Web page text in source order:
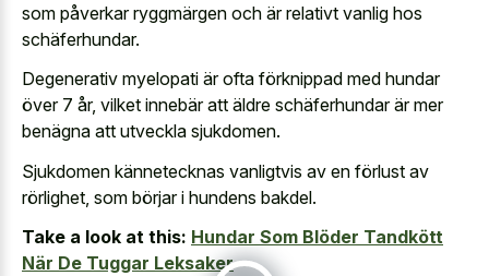
som påverkar ryggmärgen och är relativt vanlig hos
schäferhundar.
Degenerativ myelopati är ofta förknippad med hundar
över 7 år, vilket innebär att äldre schäferhundar är mer
benägna att utveckla sjukdomen.
Sjukdomen kännetecknas vanligtvis av en förlust av
rörlighet, som börjar i hundens bakdel.
Take a look at this: Hundar Som Blöder Tandkött
När De Tuggar Leksaker